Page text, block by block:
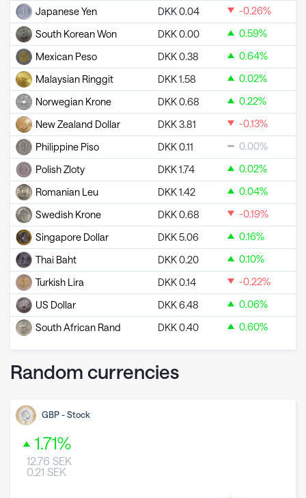
Japanese Yen
DKK0.04 -0.26%
South Korean Won
DKK0.00 0.59%
Mexican Peso
DKK0.38 0.64%
Malaysian Ringgit
DKK1.58 0.02%
Norwegian Krone
DKK0.68 0.22%
New Zealand Dollar
DKK3.81 -0.13%
Philippine Piso
DKK0.11 0.00%
Polish Zloty
DKK1.74 0.02%
Romanian Leu
DKK1.42 0.04%
Swedish Krone
DKK0.68 -0.19%
Singapore Dollar
DKK5.06 0.16%
Thai Baht
DKK0.20 0.10%
Turkish Lira
DKK0.14 -0.22%
US Dollar
DKK6.48 0.06%
South African Rand
DKK0.40 0.60%
Random currencies
GBP - Stock
1.71%
12.76 SEK
0.21 SEK